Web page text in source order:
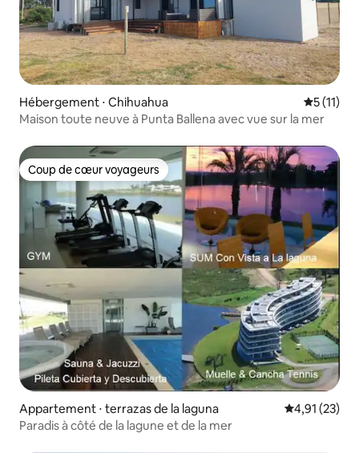
Hébergement ⋅ Chihuahua
5 (11)
Maison toute neuve à Punta Ballena avec vue sur la mer
Coup de cœur voyageurs
Coup de cœur voyageurs
Appartement ⋅ terrazas de la laguna Évaluation
4,91 (23)
Paradis à côté de la lagune et de la mer